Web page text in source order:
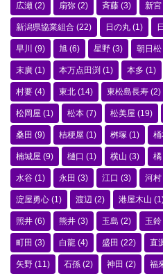
広瀬 (2) 扇弥 (2) 斉藤 (3) 新宮
新潟県協業組合 (22) 日の丸 (1)
早川 (9) 旭 (6) 星野 (3) 朝日松
末廣 (1) 本万点田渕 (1) 本多 (1)
村要 (4) 東北 (14) 東松島長寿 (2)
松岡屋 (1) 松本 (7) 松美屋 (19)
桑田 (9) 桔梗屋 (1) 桝塚 (1)
楠城屋 (9) 樋口 (1) 横山 (3) 橘
水谷 (1) 永田 (3) 江口 (3) 河村
淀屋勇心 (1) 渡辺 (2) 港屋木山
照井 (6) 熊井 (3) 玉島 (2) 玉鈴
町田 (3) 白龍 (4) 盛田 (22) 直
矢野 (11) 石孫 (2) 神田 (2) 福